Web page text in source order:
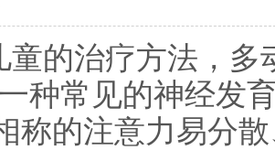
童的治疗方法，
种常见的神经发
称的注意力易分